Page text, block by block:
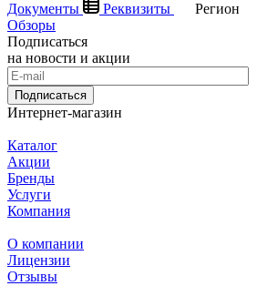
Документы
Реквизиты Регион
Обзоры
Подписаться
на новости и акции
Подписаться
Интернет-магазин
Каталог
Акции
Бренды
Услуги
Компания
О компании
Лицензии
Отзывы